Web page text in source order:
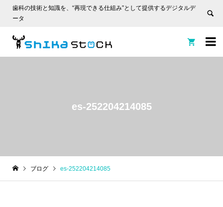
歯科の技術と知識を、“再現できる仕組み”として提供するデジタルデ
ータ


es-252204214085
ブログ es-252204214085